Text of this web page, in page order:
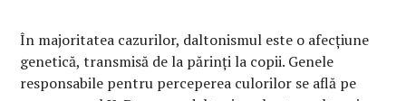
În majoritatea cazurilor, daltonismul este o afecțiune
genetică, transmisă de la părinți la copii. Genele
responsabile pentru perceperea culorilor se află pe